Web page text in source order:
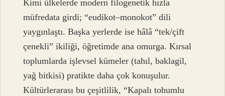
Kimi ülkelerde modern filogenetik hızla
müfredata girdi; “eudikot–monokot” dili
yaygınlaştı. Başka yerlerde ise hâlâ “tek/çift
çenekli” ikiliği, öğretimde ana omurga. Kırsal
toplumlarda işlevsel kümeler (tahıl, baklagil,
yağ bitkisi) pratikte daha çok konuşulur.
Kültürlerarası bu çeşitlilik, “Kapalı tohumlu